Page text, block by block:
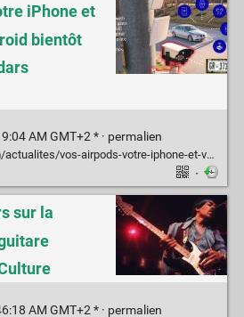
iPhone et
bientôt
AM GMT+2 * · permalien
iphone-et-vos-appareils-android-bientot-trackes-par-les-radars-automatiques.html
·
sur la
AM GMT+2 * · permalien